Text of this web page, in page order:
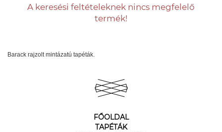
A keresési feltételeknek nincs megfelelő
termék!
Barack rajzolt mintázatú tapéták.
FŐOLDAL
TAPÉTÁK